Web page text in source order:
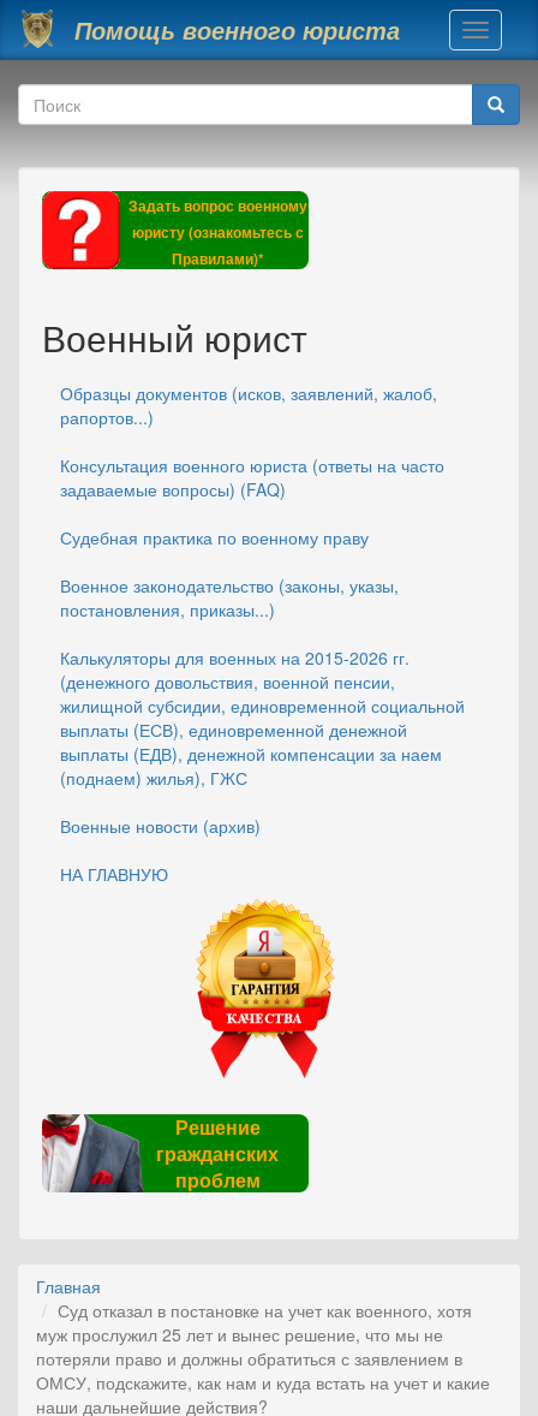
Перейти к основному содержанию
Помощь военного юриста
Toggle
Форма поиска
Поиск
Задать вопрос военному
юристу (ознакомьтесь с
Правилами)*
Военный юрист
Образцы документов (исков, заявлений, жалоб,
рапортов...)
Консультация военного юриста (ответы на часто
задаваемые вопросы) (FAQ)
Судебная практика по военному праву
Военное законодательство (законы, указы,
постановления, приказы...)
Калькуляторы для военных на 2015-2026 гг.
(денежного довольствия, военной пенсии,
жилищной субсидии, единовременной социальной
выплаты (ЕСВ), единовременной денежной
выплаты (ЕДВ), денежной компенсации за наем
(поднаем) жилья), ГЖС
Военные новости (архив)
НА ГЛАВНУЮ
Решение
гражданских
проблем
Главная
Суд отказал в постановке на учет как военного, хотя
муж прослужил 25 лет и вынес решение, что мы не
потеряли право и должны обратиться с заявлением в
ОМСУ, подскажите, как нам и куда встать на учет и какие
наши дальнейшие действия?